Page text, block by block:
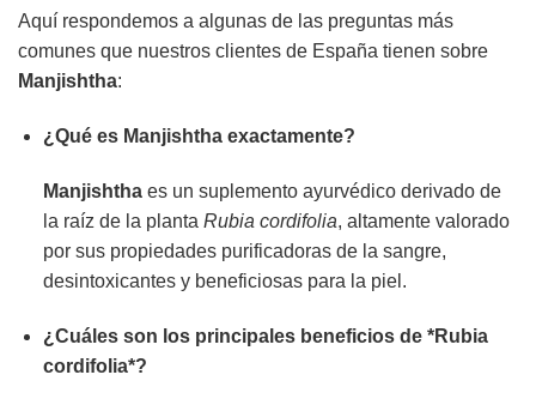
Aquí respondemos a algunas de las preguntas más
comunes que nuestros clientes de España tienen sobre
Manjishtha:
¿Qué es Manjishtha exactamente?
Manjishthaes un suplemento ayurvédico derivado de
la raíz de la planta Rubia cordifolia, altamente valorado
por sus propiedades purificadoras de la sangre,
desintoxicantes y beneficiosas para la piel.
¿Cuáles son los principales beneficios de *Rubia
cordifolia*?